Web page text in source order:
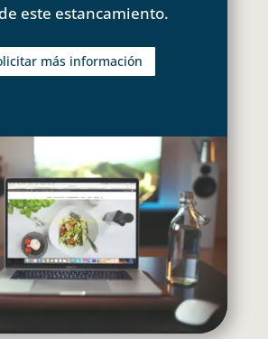
este estancamiento.
más información